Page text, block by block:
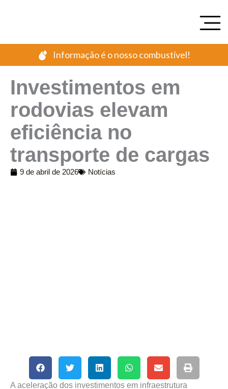
Informação é o nosso combustível!
Investimentos em
rodovias elevam
eficiência no
transporte de cargas
9 de abril de 2026 Notícias
A aceleração dos investimentos em infraestrutura